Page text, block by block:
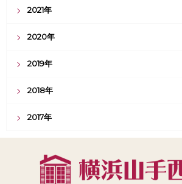
2021年
2020年
2019年
2018年
2017年